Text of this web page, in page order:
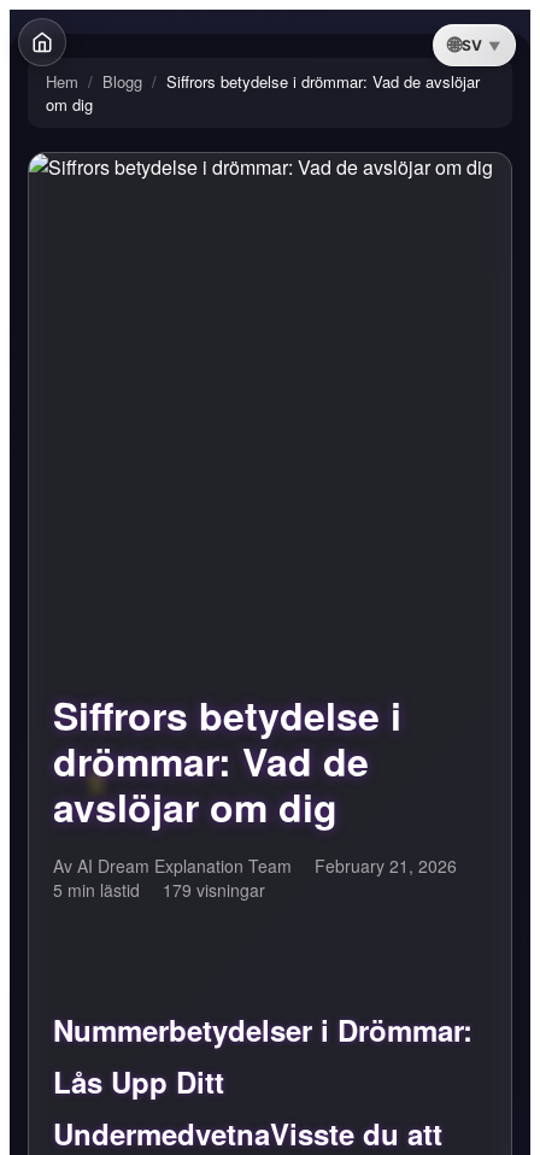
SV
Hem / Blogg / Siffrors betydelse i drömmar: Vad de avslöjar
om dig
Siffrors betydelse i
drömmar: Vad de
avslöjar om dig
Av AI Dream Explanation Team
February 21, 2026
5 min lästid
179 visningar
Nummerbetydelser i Drömmar:
Lås Upp Ditt
UndermedvetnaVisste du att